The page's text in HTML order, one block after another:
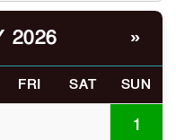
সীমান্তে জটলা
রাবার বুলেট,
প্রথম স্ত্রীকে নিয়ে
2026 »
FRI SAT SUN
1